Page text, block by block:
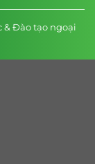
& Đào tạo ngoại